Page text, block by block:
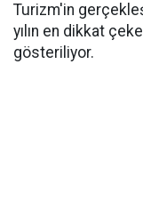
Turizm'in
yılın en dikkat
gösteriliyor.